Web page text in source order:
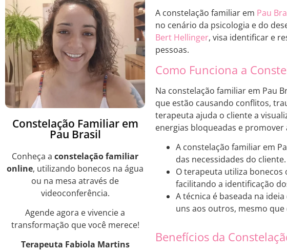
Constelação Familiar em
Pau Brasil
Conheça a constelação familiar
online, utilizando bonecos na água
ou na mesa através de
videoconferência.
Agende agora e vivencie a
transformação que você merece!
Terapeuta Fabiola Martins
A constelação familiar em Pau
no cenário da psicologia e do
Bert Hellinger, visa identificar e
pessoas.
Como Funciona a
Na constelação familiar em Pau
que estão causando conflitos,
terapeuta ajuda o cliente a
energias bloqueadas e promover
A constelação familiar em
das necessidades do cliente.
O terapeuta utiliza
facilitando a identificação
A técnica é baseada na
uns aos outros, mesmo
Benefícios da